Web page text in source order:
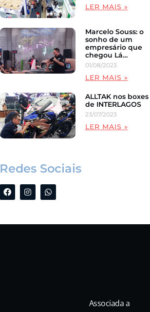
LER MAIS »
Marcelo Souss: o
sonho de um
empresário que
chegou Lá…
01/08/2023
LER MAIS »
ALLTAK nos boxes
de INTERLAGOS
23/07/2023
LER MAIS »
Redes Sociais
Associada a